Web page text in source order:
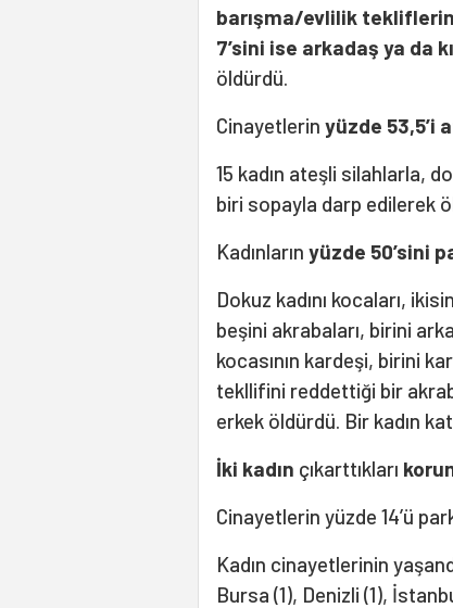
barışma/evlilik
7’sini ise arkadaş ya da
öldürdü.
Cinayetlerin yüzde 53,5’i
15 kadın ateşli silahlarla,
biri sopayla darp edilerek
Kadınların yüzde 50’sini
Dokuz kadını kocaları,
beşini akrabaları, birini
kocasının kardeşi, birini
tekllifini reddettiği bir
erkek öldürdü. Bir kadın
İki kadın çıkarttıkları
Cinayetlerin yüzde 14’ü
Kadın cinayetlerinin
Bursa (1), Denizli (1),